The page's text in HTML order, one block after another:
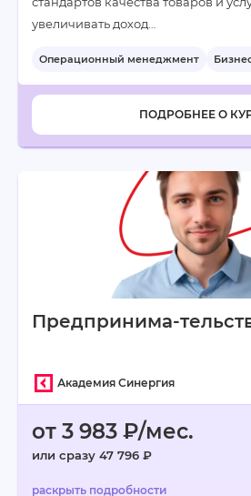
увеличивать доход…
Операционный менеджмент
ПОДРОБНЕЕ О
Предпринима-
Академия Синергия
от 3 983 ₽/мес.
или сразу 47 796 ₽